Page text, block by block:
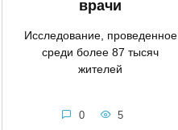
врачи
Исследование, проведенное
среди более 87 тысяч
жителей
0 5